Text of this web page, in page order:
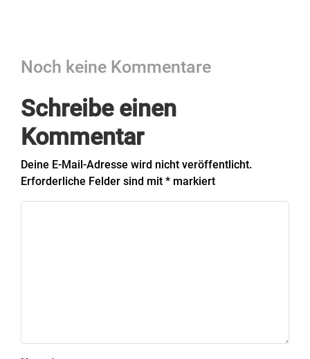
Noch keine Kommentare
Schreibe einen
Kommentar
Deine E-Mail-Adresse wird nicht veröffentlicht.
Erforderliche Felder sind mit * markiert